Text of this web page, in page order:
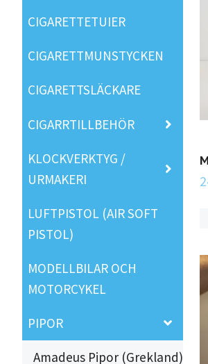
CIGARETTETUIER
CIGARETTMUNSTYCKEN
CIGARETTSLÄCKARE
CIGARRTILLBEHÖR
KLOCKVERKTYG /
URMAKERI
LUFTPISTOL (AIR SOFT
PISTOL)
MODELLBILAR OCH
MOTORCYKEL
PIPOR
Amadeus Pipor (Grekland)